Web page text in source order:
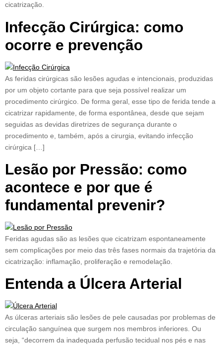
cicatrização.
Infecção Cirúrgica: como
ocorre e prevenção
As feridas cirúrgicas são lesões agudas e intencionais, produzidas
por um objeto cortante para que seja possível realizar um
procedimento cirúrgico. De forma geral, esse tipo de ferida tende a
cicatrizar rapidamente, de forma espontânea, desde que sejam
seguidas as devidas diretrizes de segurança durante o
procedimento e, também, após a cirurgia, evitando infecção
cirúrgica […]
Lesão por Pressão: como
acontece e por que é
fundamental prevenir?
Feridas agudas são as lesões que cicatrizam espontaneamente
sem complicações por meio das três fases normais da trajetória da
cicatrização: inflamação, proliferação e remodelação.
Entenda a Úlcera Arterial
As úlceras arteriais são lesões de pele causadas por problemas de
circulação sanguínea que surgem nos membros inferiores. Ou
seja, “decorrem da inadequada perfusão tecidual nos pés e nas